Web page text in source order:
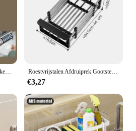
Roestvrijstalen Afdruiprek Gootsteen Rek Groenterek Uitschuifbare Droogopbergaccessoires Opbergen Keukengereedschap
€3,27